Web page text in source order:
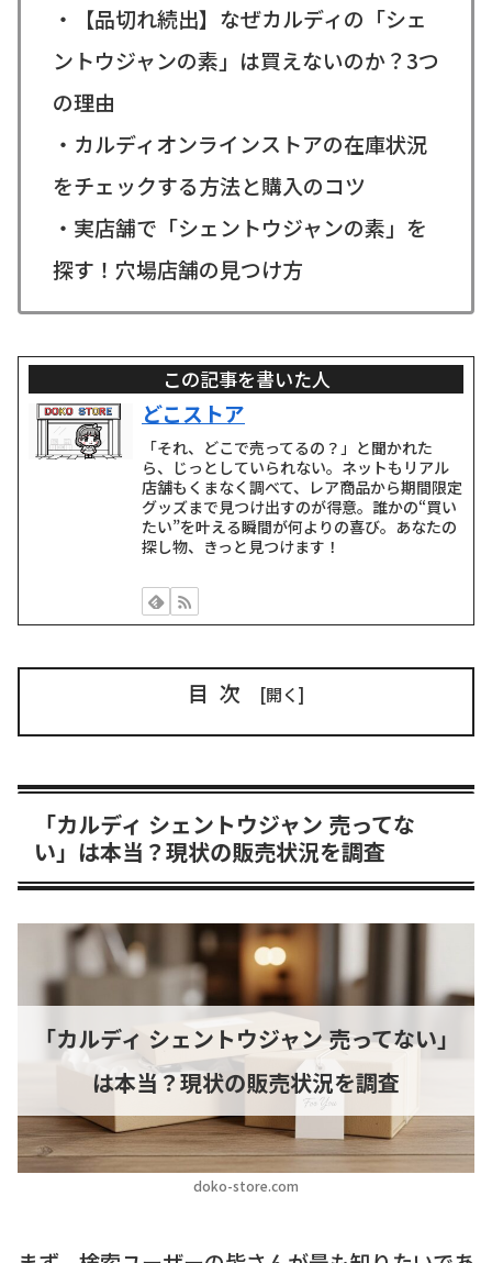
・【品切れ続出】なぜカルディの「シェ
ントウジャンの素」は買えないのか？3つ
の理由
・カルディオンラインストアの在庫状況
をチェックする方法と購入のコツ
・実店舗で「シェントウジャンの素」を
探す！穴場店舗の見つけ方
この記事を書いた人
どこストア
「それ、どこで売ってるの？」と聞かれた
ら、じっとしていられない。ネットもリアル
店舗もくまなく調べて、レア商品から期間限定
グッズまで見つけ出すのが得意。誰かの“買い
たい”を叶える瞬間が何よりの喜び。あなたの
探し物、きっと見つけます！
目次
「カルディ シェントウジャン 売ってな
い」は本当？現状の販売状況を調査
doko-store.com
「カルディ シェントウジャン 売ってない」
は本当？現状の販売状況を調査